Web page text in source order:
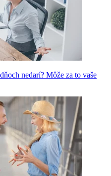
nedarí? Môže za to vaše